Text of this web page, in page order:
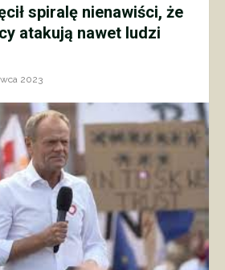
spiralę nienawiści, że
atakują nawet ludzi
2023